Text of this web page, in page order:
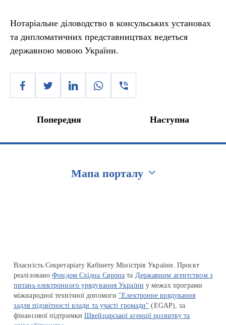
Нотаріальне діловодство в консульських установах
та дипломатичних представництвах ведеться
державною мовою України.
Попередня Наступна
Мапа порталу
Власність Секретаріату Кабінету Міністрів України. Проєкт
реалізованоФондом Східна Європа та Державним агентством з
питань електронного урядування України у межах програми
міжнародної технічної допомоги "Електронне врядування
задля підзвітності влади та участі громади" (EGAP), за
фінансової підтримкиШвейцарської агенції розвитку та